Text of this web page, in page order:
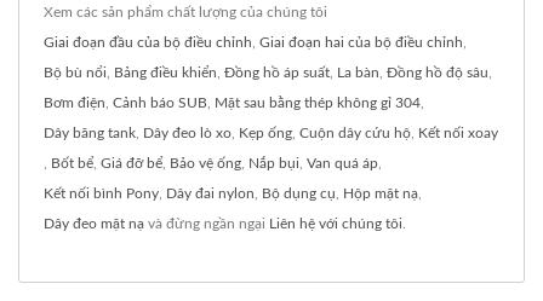
Xem các sản phẩm chất lượng của chúng tôi
Giai đoạn đầu của bộ điều chỉnh Giai đoạn hai của bộ điều chỉnh
Bộ bù nổi Bảng điều khiển Đồng hồ áp suất La bàn Đồng hồ độ sâu
Bơm điện Cảnh báo SUB Mặt sau bằng thép không gỉ 304
Dây băng tank Dây đeo lò xo Kẹp ống Cuộn dây cứu hộ Kết nối xoay
Bốt bể Giá đỡ bể Bảo vệ ống Nắp bụi Van quá áp
Kết nối bình Pony Dây đai nylon Bộ dụng cụ Hộp mặt nạ
Dây đeo mặt nạ và đừng ngần ngại Liên hệ với chúng tôi